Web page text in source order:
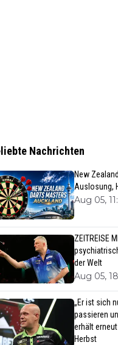
Nachrichten
New
Auslosung,
Aug 05,
ZEITREISE
der Welt
Aug 05,
„Er ist sich
passieren
erhält
Herbst